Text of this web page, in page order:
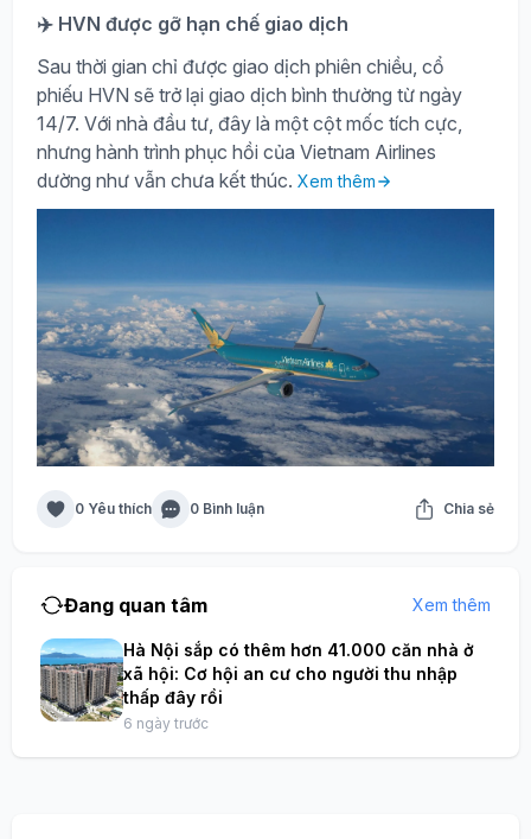
✈️ HVN được gỡ hạn chế giao dịch
Sau thời gian chỉ được giao dịch phiên chiều, cổ
phiếu HVN sẽ trở lại giao dịch bình thường từ ngày
14/7. Với nhà đầu tư, đây là một cột mốc tích cực,
nhưng hành trình phục hồi của Vietnam Airlines
dường như vẫn chưa kết thúc. Xem thêm
0 Yêu thích 0 Bình luận Chia sẻ
Đang quan tâm Xem thêm
Hà Nội sắp có thêm hơn 41.000 căn nhà ở
xã hội: Cơ hội an cư cho người thu nhập
thấp đây rồi
6 ngày trước